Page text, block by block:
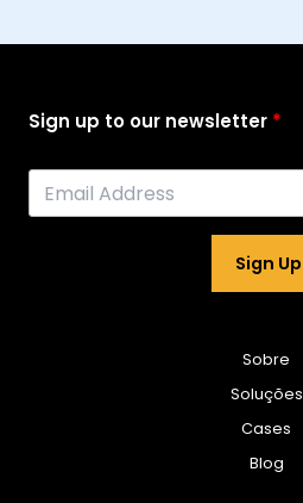
Sign up to our newsletter
Sign Up
Sobre
Soluções
Cases
Blog